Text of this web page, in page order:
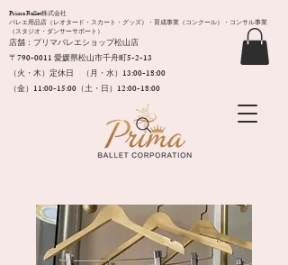
店舗：プリマバレエショップ松山店
〒790-0011​ 愛媛県松山市千舟町5-2-13
（火・木）定休日 （月・水）13:00-18:00
（金）11:00-15:00（土・日）12:00-18:00
Prima Ballet株式会社
バレエ用品店（レオタード・スカート・グッズ）・育成事業（コンクール）・コンサル事業
（スタジオ・ダンサーサポート）